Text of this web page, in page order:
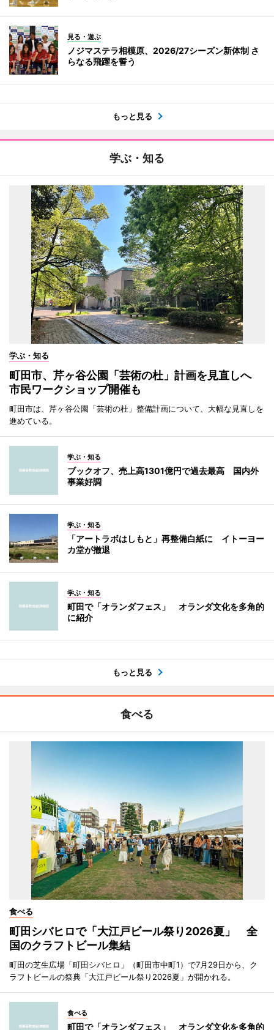
見る・遊ぶ
ノジマステラ相模原、2026/27シーズン新体制 さ
らなる飛躍を誓う
もっと見る
学ぶ・知る
学ぶ・知る
町田市、芹ヶ谷公園「芸術の杜」計画を見直しへ
市民ワークショップ開催も
町田市は、芹ヶ谷公園「芸術の杜」整備計画について、大幅な見直しを
進めている。
学ぶ・知る
ブックオフ、売上高1301億円で過去最高 国内外
事業好調
学ぶ・知る
「アートラボはしもと」再整備白紙に イトーヨー
カ堂が撤退
学ぶ・知る
町田で「オランダフェス」 オランダ文化を多角的
に紹介
もっと見る
食べる
食べる
町田シバヒロで「大江戸ビール祭り2026夏」 全
国のクラフトビール集結
町田の芝生広場「町田シバヒロ」（町田市中町1）で7月29日から、ク
ラフトビールの祭典「大江戸ビール祭り2026夏」が開かれる。
食べる
町田で「オランダフェス」 オランダ文化を多角的